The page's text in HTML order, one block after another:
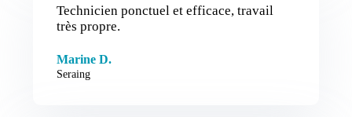
Technicien ponctuel et efficace, travail
très propre.
Marine D.
Seraing